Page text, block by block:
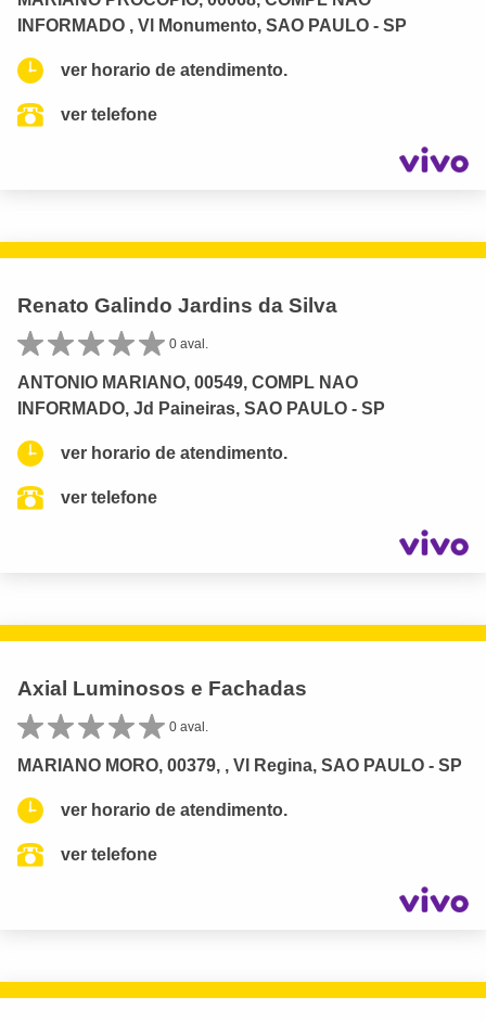
INFORMADO , Vl Monumento, SAO PAULO - SP
ver horario de atendimento.
ver telefone
Renato Galindo Jardins da Silva
0 aval.
ANTONIO MARIANO, 00549, COMPL NAO
INFORMADO, Jd Paineiras, SAO PAULO - SP
ver horario de atendimento.
ver telefone
Axial Luminosos e Fachadas
0 aval.
MARIANO MORO, 00379, , Vl Regina, SAO PAULO - SP
ver horario de atendimento.
ver telefone